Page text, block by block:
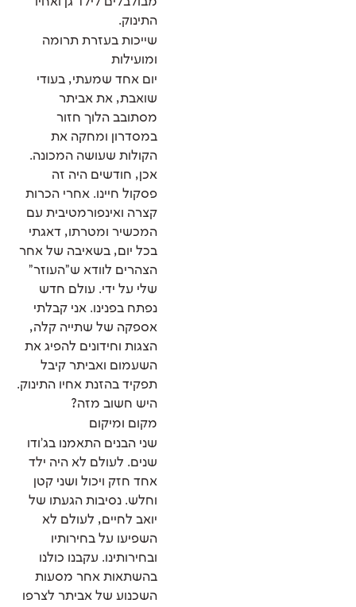
התינוק.
שייכות בעזרת תרומה
ומועילות
יום אחד שמעתי, בעודי
שואבת, את אביתר
מסתובב הלוך חזור
במסדרון ומחקה את
הקולות שעושה המכונה.
אכן, חודשים היה זה
פסקול חיינו. אחרי הכרות
קצרה ואינפורמטיבית עם
המכשיר ומטרתו, דאגתי
בכל יום, בשאיבה של אחר
הצהרים לוודא ש"העוזר"
שלי על ידי. עולם חדש
נפתח בפנינו. אני קבלתי
אספקה של שתייה קלה,
הצגות וחידונים להפיג את
השעמום ואביתר קיבל
תפקיד בהזנת אחיו התינוק.
היש חשוב מזה?
מקום ומיקום
שני הבנים התאמנו בג'ודו
שנים. לעולם לא היה ילד
אחד חזק ויכול ושני קטן
וחלש. נסיבות הגעתו של
יואב לחיים, לעולם לא
השפיעו על בחירותיו
ובחירותינו. עקבנו כולנו
בהשתאות אחר מסעות
השכנוע של אביתר לצרפו